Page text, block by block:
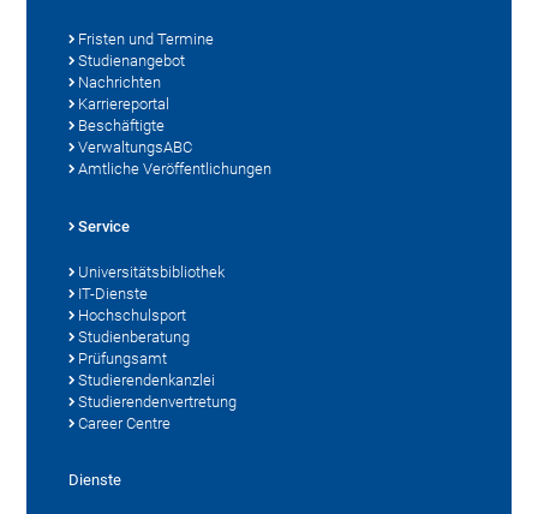
Fristen und Termine
Studienangebot
Nachrichten
Karriereportal
Beschäftigte
VerwaltungsABC
Amtliche Veröffentlichungen
Service
Universitätsbibliothek
IT-Dienste
Hochschulsport
Studienberatung
Prüfungsamt
Studierendenkanzlei
Studierendenvertretung
Career Centre
Dienste